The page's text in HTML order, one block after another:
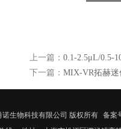
上一篇： 0.1-2.5μL/0.5-
下一篇： MIX-VR拓赫迷
诺生物科技有限公司 版权所有 备案